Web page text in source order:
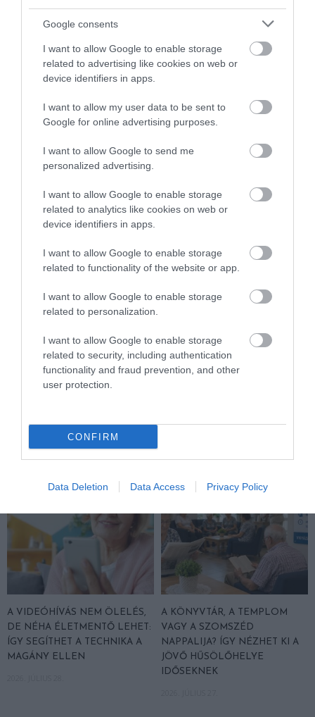
Google consents
I want to allow Google to enable storage
related to advertising like cookies on web or
device identifiers in apps.
I want to allow my user data to be sent to
Google for online advertising purposes.
I want to allow Google to send me
personalized advertising.
I want to allow Google to enable storage
related to analytics like cookies on web or
device identifiers in apps.
I want to allow Google to enable storage
related to functionality of the website or app.
I want to allow Google to enable storage
related to personalization.
I want to allow Google to enable storage
related to security, including authentication
functionality and fraud prevention, and other
user protection.
CONFIRM
Data Deletion Data Access Privacy Policy
APP HISZI MAGÁRÓL, HOGY
MINDENKI 23 ÉVES
2026. AUGUSZTUS 07.
SZERETNÉNK ÖNÁLLÓAN
MENNI A PIACRA?
2026. AUGUSZTUS 05.
FELJELENTÉS A GONDOSÓRA
PROGRAM ÜGYÉBEN: BAJBAN
VAN A SZOLGÁLTATÁS? 7
KÉRDÉS, AMIRE MINDEN
HA AZ UNOKÁD SÍRVA HÍV
PÉNZÉRT, ELŐBB KÉRDEZD
MEG A CSALÁDI JELSZÓT
A VIDEÓHÍVÁS NEM ÖLELÉS,
DE NÉHA ÉLETMENTŐ LEHET:
ÍGY SEGÍTHET A TECHNIKA A
MAGÁNY ELLEN
A KÖNYVTÁR, A TEMPLOM
VAGY A SZOMSZÉD
NAPPALIJA? ÍGY NÉZHET KI A
JÖVŐ HŰSÖLŐHELYE
IDŐSEKNEK